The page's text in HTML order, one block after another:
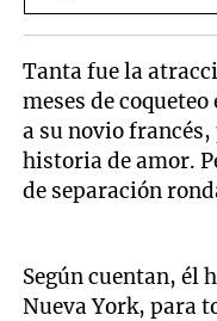
Tanta fue la
meses de
a su novio
historia de amor.
de separación
Según cuentan, él
Nueva York, para